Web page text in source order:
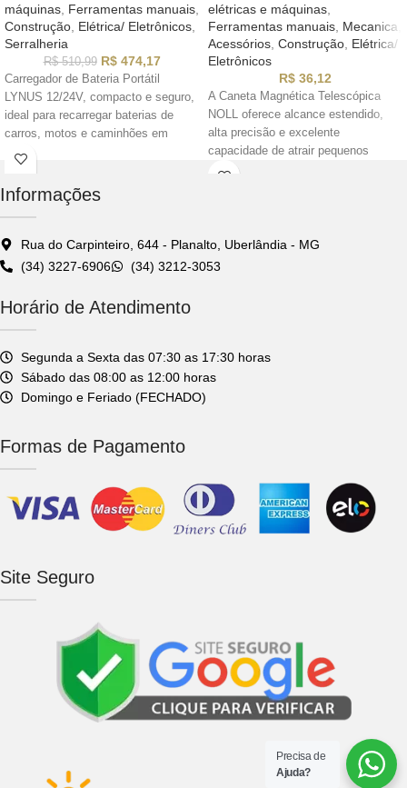
máquinas Ferramentas manuais
Construção Elétrica/ Eletrônicos
Serralheria
R$510,99 R$474,17
Carregador de Bateria Portátil
LYNUS 12/24V, compacto e seguro,
ideal para recarregar baterias de
carros, motos e caminhões em
qualquer lugar. Fácil de usar, com
circuito, garantindo eficiência e
prolongando a vida útil da bateria.
elétricas e máquinas
Ferramentas manuais Mecanica
Acessórios Construção Elétrica/
Eletrônicos
R$ 36,12
A Caneta Magnética Telescópica
NOLL oferece alcance estendido,
alta precisão e excelente
capacidade de atrair pequenos
objetos metálicos. Ideal para uso
Informações
Rua do Carpinteiro, 644 - Planalto, Uberlândia - MG
(34) 3227-6906
(34) 3212-3053
Horário de Atendimento
Segunda a Sexta das 07:30 as 17:30 horas
Sábado das 08:00 as 12:00 horas
Domingo e Feriado (FECHADO)
Formas de Pagamento
Site Seguro
Precisa de
Ajuda?